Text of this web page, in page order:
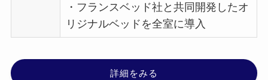
・フランスベッド社と共同開発したオ
リジナルベッドを全室に導入
詳細をみる